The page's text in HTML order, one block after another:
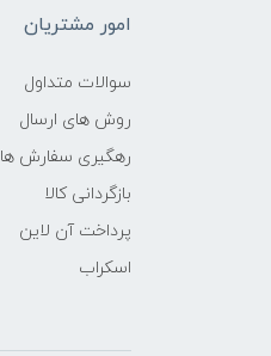
امور مشتریان
سوالات متداول
روش های ارسال
رهگیری سفارش ها
بازگردانی کالا
پرداخت آن لاین
اسکراب